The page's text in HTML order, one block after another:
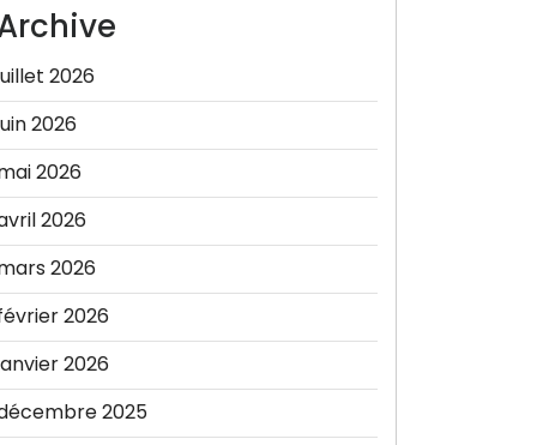
2026
2026
2026
2026
2026
2026
2026
2025